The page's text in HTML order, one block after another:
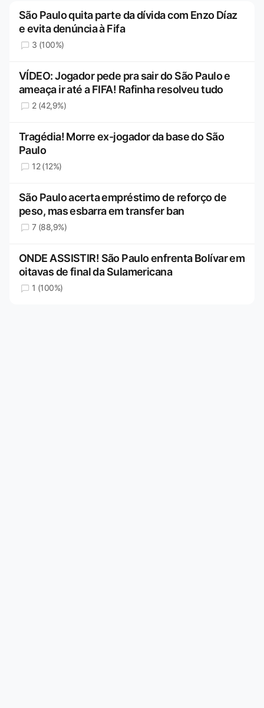
São Paulo quita parte da dívida com Enzo Díaz
e evita denúncia à Fifa
3 (100%)
VÍDEO: Jogador pede pra sair do São Paulo e
ameaça ir até a FIFA! Rafinha resolveu tudo
2 (42,9%)
Tragédia! Morre ex-jogador da base do São
Paulo
12 (12%)
São Paulo acerta empréstimo de reforço de
peso, mas esbarra em transfer ban
7 (88,9%)
ONDE ASSISTIR! São Paulo enfrenta Bolívar em
oitavas de final da Sulamericana
1 (100%)